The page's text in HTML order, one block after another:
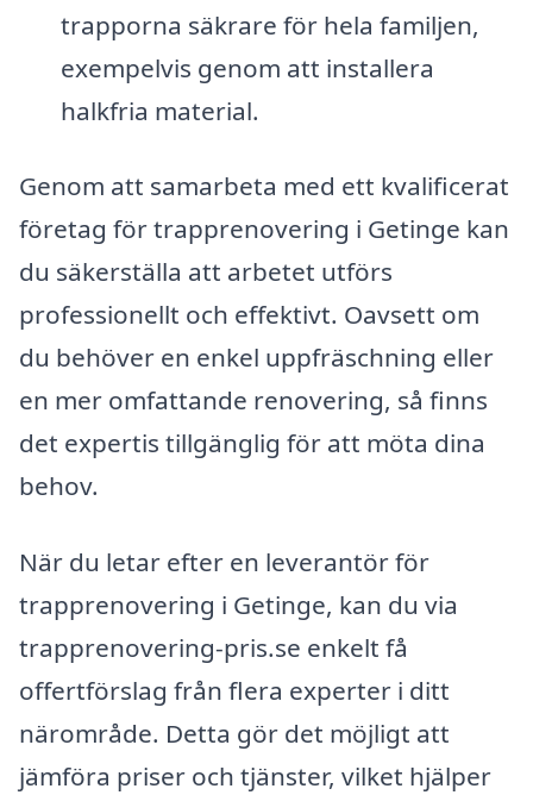
trapporna säkrare för hela familjen,
exempelvis genom att installera
halkfria material.
Genom att samarbeta med ett kvalificerat
företag för trapprenovering i Getinge kan
du säkerställa att arbetet utförs
professionellt och effektivt. Oavsett om
du behöver en enkel uppfräschning eller
en mer omfattande renovering, så finns
det expertis tillgänglig för att möta dina
behov.
När du letar efter en leverantör för
trapprenovering i Getinge, kan du via
trapprenovering-pris.se enkelt få
offertförslag från flera experter i ditt
närområde. Detta gör det möjligt att
jämföra priser och tjänster, vilket hjälper